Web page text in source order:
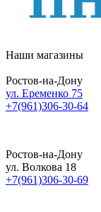
Наши магазины
Ростов-на-Дону
ул. Еременко 75
+7(961)306-30-64
Ростов-на-Дону
ул. Волкова 18
+7(961)306-30-69